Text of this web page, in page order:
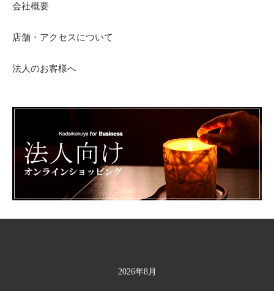
会社概要
店舗・アクセスについて
法人のお客様へ
2026年8月